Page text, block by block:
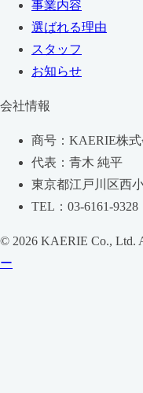
事業内容
選ばれる理由
スタッフ
お知らせ
会社情報
商号：KAERIE株
代表：青木 純平
東京都江戸川区西
TEL：03-6161-9328
© 2026 KAERIE Co., Ltd.
ー